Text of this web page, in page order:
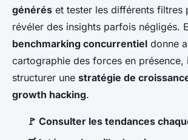
générés et tester les différents filtres
révéler des insights parfois négligés.
benchmarking concurrentiel donne
cartographie des forces en présence,
structurer une stratégie de
growth hacking.
🚩 Consulter les tendances